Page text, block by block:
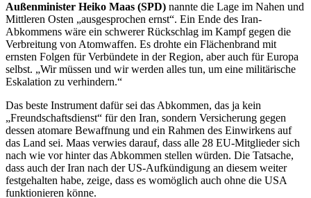
Außenminister Heiko Maas (SPD) nannte die Lage im Nahen und
Mittleren Osten „ausgesprochen ernst“. Ein Ende des Iran-
Abkommens wäre ein schwerer Rückschlag im Kampf gegen die
Verbreitung von Atomwaffen. Es drohte ein Flächenbrand mit
ernsten Folgen für Verbündete in der Region, aber auch für Europa
selbst. „Wir müssen und wir werden alles tun, um eine militärische
Eskalation zu verhindern.“
Das beste Instrument dafür sei das Abkommen, das ja kein
„Freundschaftsdienst“ für den Iran, sondern Versicherung gegen
dessen atomare Bewaffnung und ein Rahmen des Einwirkens auf
das Land sei. Maas verwies darauf, dass alle 28 EU-Mitglieder sich
nach wie vor hinter das Abkommen stellen würden. Die Tatsache,
dass auch der Iran nach der US-Aufkündigung an diesem weiter
festgehalten habe, zeige, dass es womöglich auch ohne die USA
funktionieren könne.